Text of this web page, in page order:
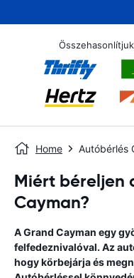
Home Autóbérlés
Miért béreljen
Cayman?
A Grand Cayman egy
felfedeznivalóval. Az
hogy körbejárja és